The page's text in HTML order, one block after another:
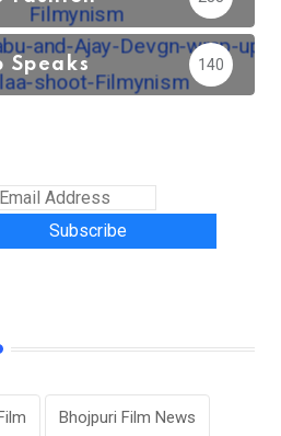
Speaks 140
Subscribe
Bhojpuri Film News